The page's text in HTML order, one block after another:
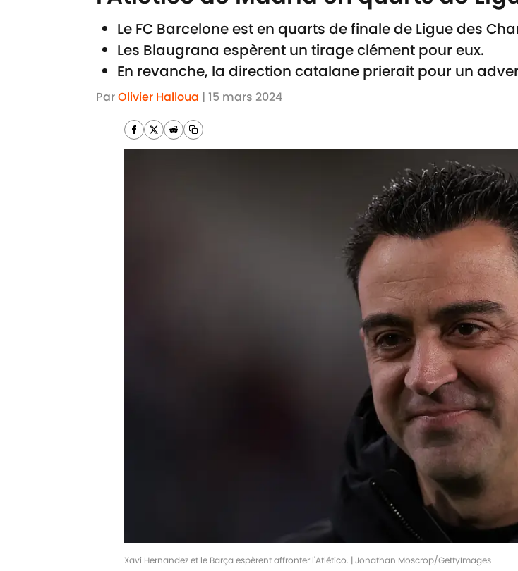
Le FC Barcelone est en quarts de finale de Ligue des
Les Blaugrana espèrent un tirage clément pour eux.
En revanche, la direction catalane prierait pour un
ParOlivier Halloua | 15 mars 2024
Xavi Hernandez et le Barça espèrent affronter l'Atlético. | Jonathan Moscrop/GettyImages